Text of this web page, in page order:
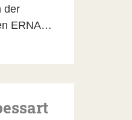
der
ERNA…